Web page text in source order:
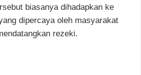
biasanya dihadapkan ke
dipercaya oleh masyarakat
rezeki.